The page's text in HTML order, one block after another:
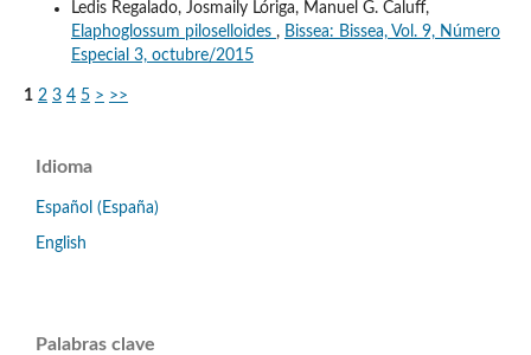
Ledis Regalado, Josmaily Lóriga, Manuel G. Caluff,
Elaphoglossum piloselloides , Bissea: Bissea, Vol. 9, Número
Especial 3, octubre/2015
1 2 3 4 5 > >>
Idioma
Español (España)
English
Palabras clave